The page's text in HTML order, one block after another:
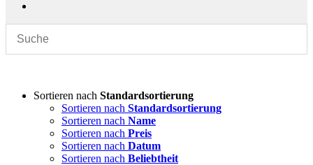
Sortieren nach Standardsortierung
Sortieren nach Standardsortierung
Sortieren nach Name
Sortieren nach Preis
Sortieren nach Datum
Sortieren nach Beliebtheit